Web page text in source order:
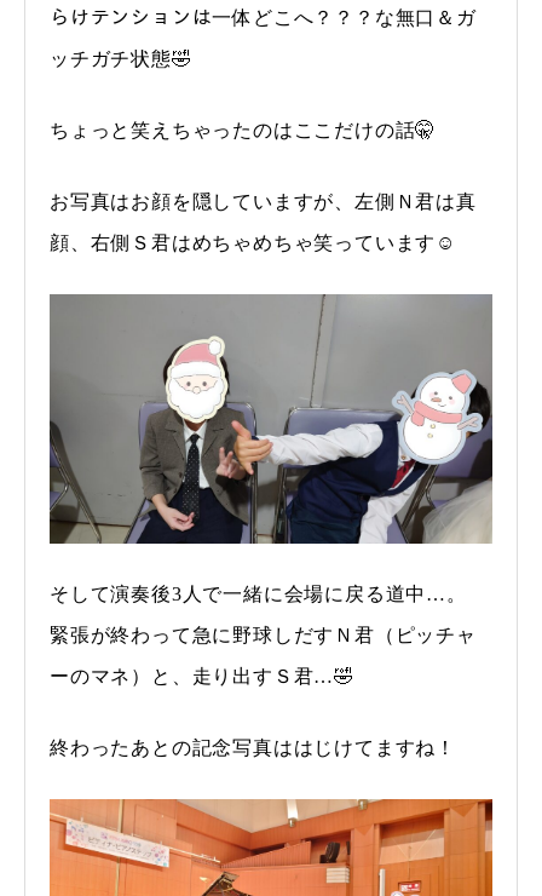
らけテンションは一体どこへ？？？な無口＆ガ
ッチガチ状態🤣
ちょっと笑えちゃったのはここだけの話🤫
お写真はお顔を隠していますが、左側Ｎ君は真
顔、右側Ｓ君はめちゃめちゃ笑っています☺
そして演奏後3人で一緒に会場に戻る道中…。
緊張が終わって急に野球しだすＮ君（ピッチャ
ーのマネ）と、走り出すＳ君…🤣
終わったあとの記念写真ははじけてますね！